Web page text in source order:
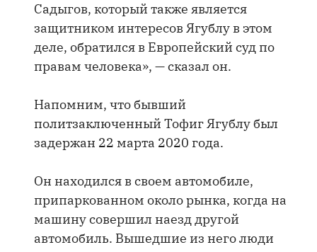
Садыгов, который также является
защитником интересов Ягублу в этом
деле, обратился в Европейский суд по
правам человека», — сказал он.
Напомним, что бывший
политзаключенный Тофиг Ягублу был
задержан 22 марта 2020 года.
Он находился в своем автомобиле,
припаркованном около рынка, когда на
машину совершил наезд другой
автомобиль. Вышедшие из него люди